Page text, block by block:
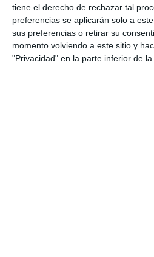
tiene el derecho de rechazar tal
preferencias se aplicarán solo a
sus preferencias o retirar su
momento volviendo a este sitio y
"Privacidad" en la parte inferior de la